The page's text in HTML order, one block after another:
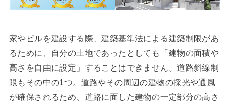
家やビルを建設する際、建築基準法による建築制限があ
るために、自分の土地であったとしても「建物の面積や
高さを自由に設定」することはできません。道路斜線制
限もその中の1つ。道路やその周辺の建物の採光や通風
が確保されるため、道路に面した建物の一定部分の高さ